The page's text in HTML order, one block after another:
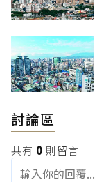
討論區
共有 0 則留言